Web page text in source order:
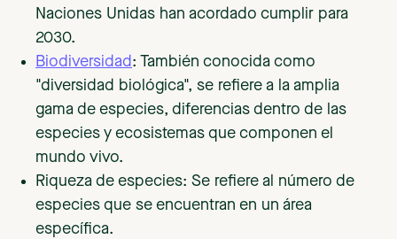
Naciones Unidas han acordado cumplir para
2030.
Biodiversidad : También conocida como
"diversidad biológica", se refiere a la amplia
gama de especies, diferencias dentro de las
especies y ecosistemas que componen el
mundo vivo.
Riqueza de especies: Se refiere al número de
especies que se encuentran en un área
específica.